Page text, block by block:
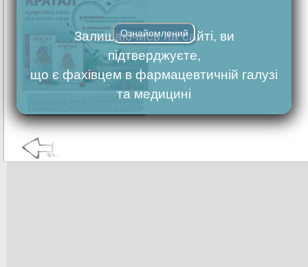
Залишаючись на сайті, ви
підтверджуєте,
що є фахівцем в фармацевтичній галузі
та медицині
Ознайомлений